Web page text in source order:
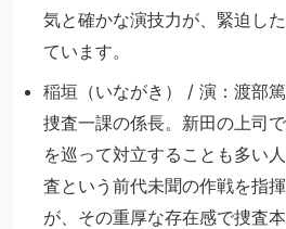
気と確かな演技力が、緊迫し
ています。
稲垣（いながき） / 演：渡部
捜査一課の係長。新田の上司
を巡って対立することも多い
査という前代未聞の作戦を指
が、その重厚な存在感で捜査